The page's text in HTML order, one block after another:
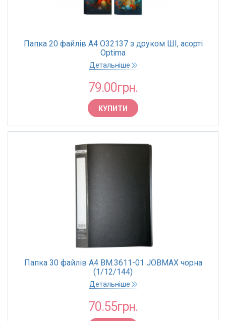
Папка 20 файлів А4 O32137 з друком ШІ, асорті
Optima
Детальніше
79.00грн.
КУПИТИ
Папка 30 файлів А4 BM.3611-01 JOBMAX чорна
(1/12/144)
Детальніше
70.55грн.